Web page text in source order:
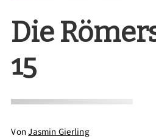
Die
15
VonJasmin Gierling